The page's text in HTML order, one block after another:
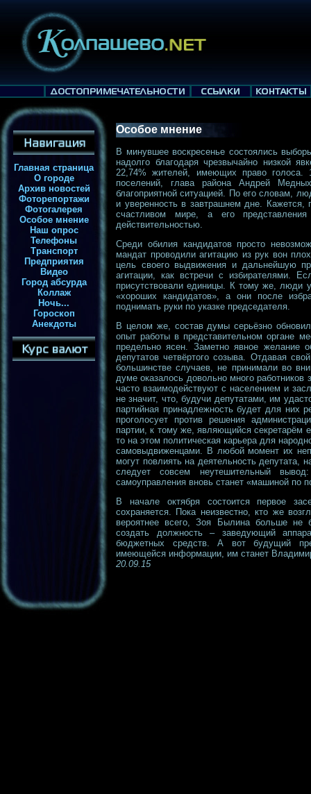
Главная страница
О городе
Архив новостей
Фоторепортажи
Фотогалерея
Особое мнение
Наш опрос
Телефоны
Транспорт
Предприятия
Видео
Город абсурда
Коллаж
Ночь...
Гороскоп
Анекдоты
Особое мнение
В минувшее воскресенье состоялись
надолго благодаря чрезвычайно низкой
22,74% жителей, имеющих право голоса.
поселений, глава района Андрей
благоприятной ситуацией. По его словам,
и уверенность в завтрашнем дне.
счастливом мире, а его
действительностью.
Среди обилия кандидатов просто
мандат проводили агитацию из рук вон
цель своего выдвижения и дальнейшую
агитации, как встречи с избирателями.
присутствовали единицы. К тому же, люди
«хороших кандидатов», а они после
поднимать руки по указке председателя.
В целом же, состав думы серьёзно
опыт работы в представительном органе
предельно ясен. Заметно явное желание
депутатов четвёртого созыва. Отдавая
большинстве случаев, не принимали во
думе оказалось довольно много
часто взаимодействуют с населением и
не значит, что, будучи депутатами, им
партийная принадлежность будет для них
проголосует против решения
партии, к тому же, являющийся секретарём
то на этом политическая карьера для
самовыдвиженцами. В любой момент их
могут повлиять на деятельность депутата,
следует совсем неутешительный
самоуправления вновь станет «машиной по
В начале октября состоится первое
сохраняется. Пока неизвестно, кто же
вероятнее всего, Зоя Былина больше не
создать должность – заведующий
бюджетных средств. А вот будущий
имеющейся информации, им станет
20.09.15